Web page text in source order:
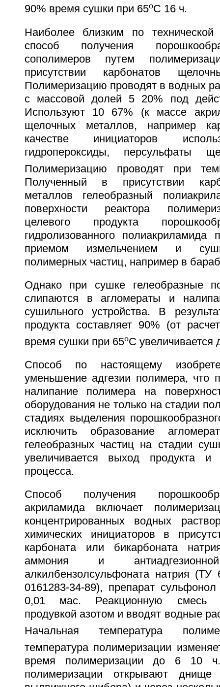
90% время сушки при 65oС 16 ч.
Наиболее близким по технической
способ получения
сополимеров путем
присутствии карбонатов
Полимеризацию проводят в водных
с массовой долей 5 20% под
Используют 10 67% (к массе
щелочных металлов, например
качестве инициаторов
гидропероксиды, персульфаты
Полимеризацию проводят при
Полученный в присутствии
металлов гелеобразный
поверхности реактора
целевого продукта
гидролизованного полиакриламида
приемом измельчением и
полимерных частиц, например в
Однако при сушке гелеобразные
слипаются в агломераты и
сушильного устройства. В
продукта составляет 90% (от
время сушки при 65oС увеличивается
Способ по настоящему
уменьшение адгезии полимера, что
налипание полимера на
оборудования не только на стадии
стадиях выделения
исключить образование
гелеобразных частиц на стадии
увеличивается выход продукта и
процесса.
Способ получения
акриламида включает
концентрированных водных
химических инициаторов в
карбоната или бикарбоната
аммония и
алкилбензолсульфоната натрия (ТУ
0161283-34-89), препарат
0,01 мас. Реакционную смесь
продувкой азотом и вводят водные
Начальная температура
температура полимеризации
время полимеризации до 6 10
полимеризации открывают